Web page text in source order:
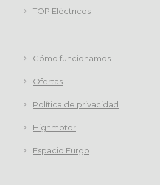
TOP Eléctricos
Cómo funcionamos
Ofertas
Política de privacidad
Highmotor
Espacio Furgo